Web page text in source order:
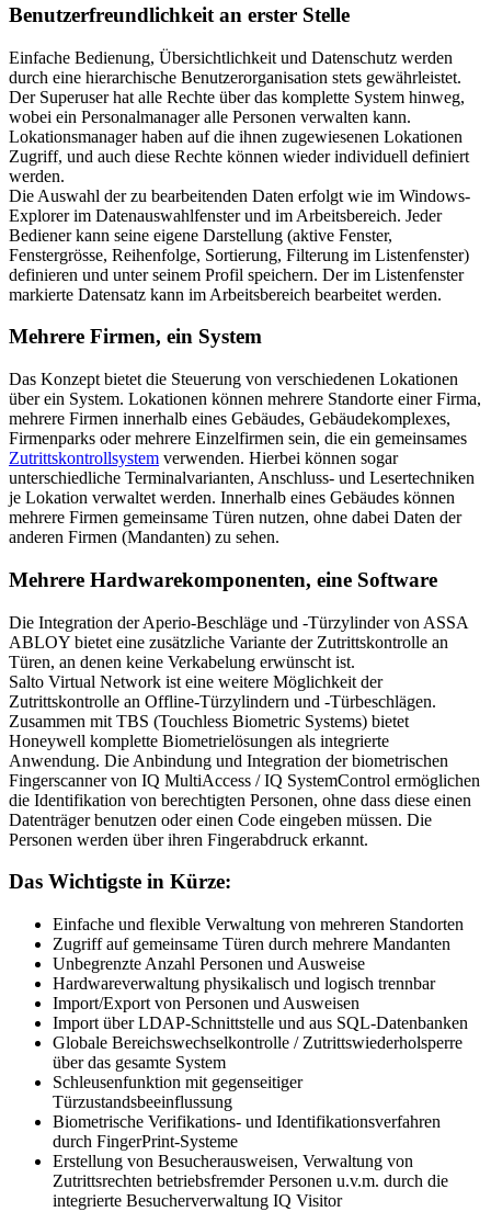
Benutzerfreundlichkeit an erster Stelle
Einfache Bedienung, Übersichtlichkeit und Datenschutz werden
durch eine hierarchische Benutzerorganisation stets gewährleistet.
Der Superuser hat alle Rechte über das komplette System hinweg,
wobei ein Personalmanager alle Personen verwalten kann.
Lokationsmanager haben auf die ihnen zugewiesenen Lokationen
Zugriff, und auch diese Rechte können wieder individuell definiert
werden.
Die Auswahl der zu bearbeitenden Daten erfolgt wie im Windows-
Explorer im Datenauswahlfenster und im Arbeitsbereich. Jeder
Bediener kann seine eigene Darstellung (aktive Fenster,
Fenstergrösse, Reihenfolge, Sortierung, Filterung im Listenfenster)
definieren und unter seinem Profil speichern. Der im Listenfenster
markierte Datensatz kann im Arbeitsbereich bearbeitet werden.
Mehrere Firmen, ein System
Das Konzept bietet die Steuerung von verschiedenen Lokationen
über ein System. Lokationen können mehrere Standorte einer Firma,
mehrere Firmen innerhalb eines Gebäudes, Gebäudekomplexes,
Firmenparks oder mehrere Einzelfirmen sein, die ein gemeinsames
Zutrittskontrollsystem verwenden. Hierbei können sogar
unterschiedliche Terminalvarianten, Anschluss- und Lesertechniken
je Lokation verwaltet werden. Innerhalb eines Gebäudes können
mehrere Firmen gemeinsame Türen nutzen, ohne dabei Daten der
anderen Firmen (Mandanten) zu sehen.
Mehrere Hardwarekomponenten, eine Software
Die Integration der Aperio-Beschläge und -Türzylinder von ASSA
ABLOY bietet eine zusätzliche Variante der Zutrittskontrolle an
Türen, an denen keine Verkabelung erwünscht ist.
Salto Virtual Network ist eine weitere Möglichkeit der
Zutrittskontrolle an Offline-Türzylindern und -Türbeschlägen.
Zusammen mit TBS (Touchless Biometric Systems) bietet
Honeywell komplette Biometrielösungen als integrierte
Anwendung. Die Anbindung und Integration der biometrischen
Fingerscanner von IQ MultiAccess / IQ SystemControl ermöglichen
die Identifikation von berechtigten Personen, ohne dass diese einen
Datenträger benutzen oder einen Code eingeben müssen. Die
Personen werden über ihren Fingerabdruck erkannt.
Das Wichtigste in Kürze:
Einfache und flexible Verwaltung von mehreren Standorten
Zugriff auf gemeinsame Türen durch mehrere Mandanten
Unbegrenzte Anzahl Personen und Ausweise
Hardwareverwaltung physikalisch und logisch trennbar
Import/Export von Personen und Ausweisen
Import über LDAP-Schnittstelle und aus SQL-Datenbanken
Globale Bereichswechselkontrolle / Zutrittswiederholsperre
über das gesamte System
Schleusenfunktion mit gegenseitiger
Türzustandsbeeinflussung
Biometrische Verifikations- und Identifikationsverfahren
durch FingerPrint-Systeme
Erstellung von Besucherausweisen, Verwaltung von
Zutrittsrechten betriebsfremder Personen u.v.m. durch die
integrierte Besucherverwaltung IQ Visitor